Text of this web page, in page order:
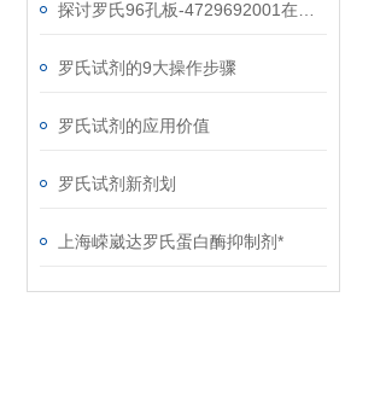
罗氏试剂的9大操作步骤
罗氏试剂的应用价值
罗氏试剂新剂划
上海嵘崴达罗氏蛋白酶抑制剂*